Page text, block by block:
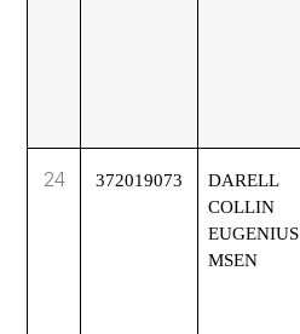
24 372019073
DARELL
COLLIN
EUGENIUS
MSEN